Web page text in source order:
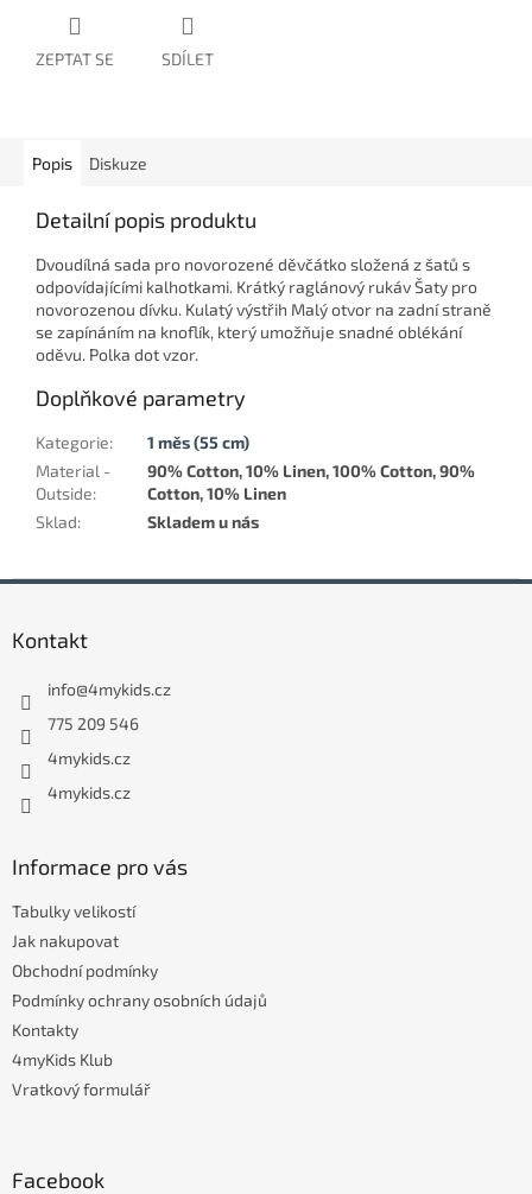
ZEPTAT SE SDÍLET
Popis Diskuze
Detailní popis produktu
Dvoudílná sada pro novorozené děvčátko složená z šatů s
odpovídajícími kalhotkami. Krátký raglánový rukáv Šaty pro
novorozenou dívku. Kulatý výstřih Malý otvor na zadní straně
se zapínáním na knoflík, který umožňuje snadné oblékání
oděvu. Polka dot vzor.
Doplňkové parametry
Kategorie:
1 měs (55 cm)
Material -
Outside:
90% Cotton, 10% Linen, 100% Cotton, 90%
Cotton, 10% Linen
Sklad: Skladem u nás
Kontakt
info@4mykids.cz
775 209 546
4mykids.cz
4mykids.cz
Informace pro vás
Tabulky velikostí
Jak nakupovat
Obchodní podmínky
Podmínky ochrany osobních údajů
Kontakty
4myKids Klub
Vratkový formulář
Facebook